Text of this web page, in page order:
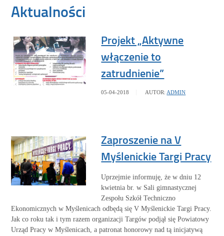
Aktualności
Projekt „Aktywne
włączenie to
zatrudnienie”
05-04-2018 AUTOR: ADMIN
Zaproszenie na V
Myślenickie Targi Pracy
Uprzejmie informuję, że w dniu 12
kwietnia br. w Sali gimnastycznej
Zespołu Szkół Techniczno
Ekonomicznych w Myślenicach odbędą się V Myślenickie Targi Pracy.
Jak co roku tak i tym razem organizacji Targów podjął się Powiatowy
Urząd Pracy w Myślenicach, a patronat honorowy nad tą inicjatywą